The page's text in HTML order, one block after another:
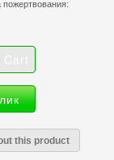
this product